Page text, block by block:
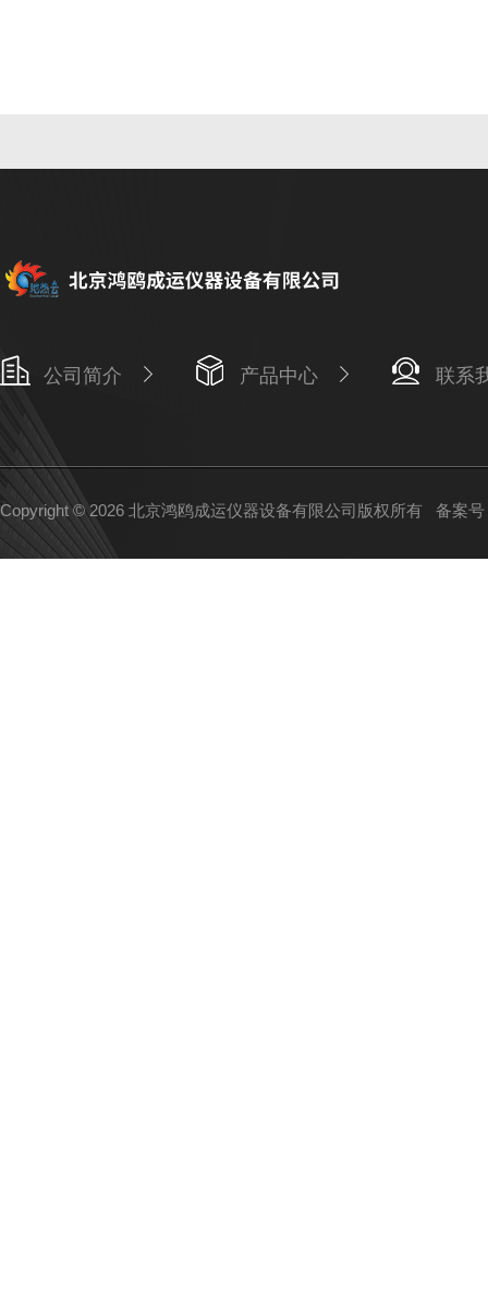
公司简介 产品中心 联系
Copyright © 2026 北京鸿鸥成运仪器设备有限公司版权所有 备案号